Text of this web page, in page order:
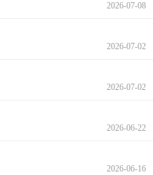
2026-07-08
2026-07-02
2026-07-02
2026-06-22
2026-06-16